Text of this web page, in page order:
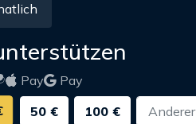
Pay
Pay
50 € 100 €